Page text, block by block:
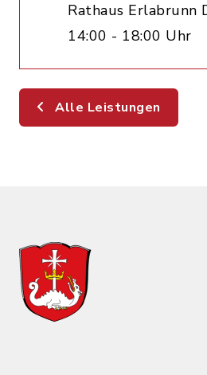
Rathaus Erlabrunn
14:00 - 18:00 Uhr
Alle Leistungen